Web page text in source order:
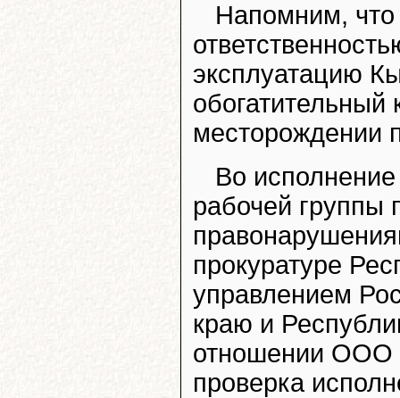
Напомним, что
эксплуатацию
месторождении
Во
рабочей группы
прокуратуре
управлением
краю и
отношении ООО
проверка